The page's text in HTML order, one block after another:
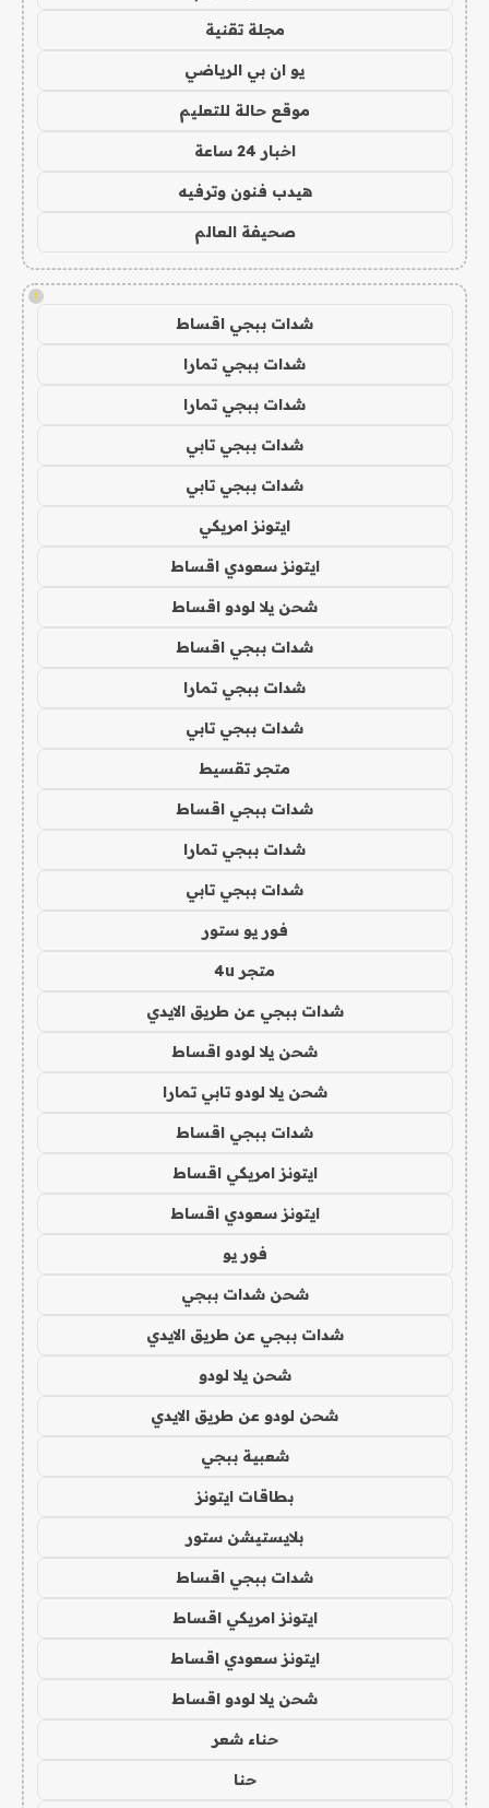
مجلة تقنية
يو ان بي الرياضي
موقع حالة للتعليم
اخبار 24 ساعة
هيدب فنون وترفيه
صحيفة العالم
!
شدات ببجي اقساط
شدات ببجي تمارا
شدات ببجي تمارا
شدات ببجي تابي
شدات ببجي تابي
ايتونز امريكي
ايتونز سعودي اقساط
شحن يلا لودو اقساط
شدات ببجي اقساط
شدات ببجي تمارا
شدات ببجي تابي
متجر تقسيط
شدات ببجي اقساط
شدات ببجي تمارا
شدات ببجي تابي
فور يو ستور
متجر 4u
شدات ببجي عن طريق الايدي
شحن يلا لودو اقساط
شحن يلا لودو تابي تمارا
شدات ببجي اقساط
ايتونز امريكي اقساط
ايتونز سعودي اقساط
فور يو
شحن شدات ببجي
شدات ببجي عن طريق الايدي
شحن يلا لودو
شحن لودو عن طريق الايدي
شعبية ببجي
بطاقات ايتونز
بلايستيشن ستور
شدات ببجي اقساط
ايتونز امريكي اقساط
ايتونز سعودي اقساط
شحن يلا لودو اقساط
حناء شعر
حنا